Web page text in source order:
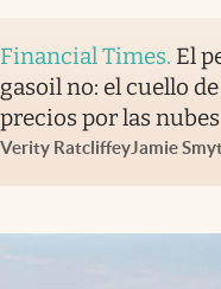
Financial Times. El
gasoil no: el cuello
precios por las nubes
Verity RatcliffeyJamie